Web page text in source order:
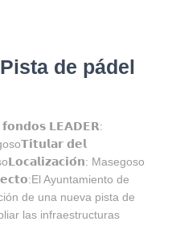
de pádel
𝗳𝗼𝗻𝗱𝗼𝘀 𝗟𝗘𝗔𝗗𝗘𝗥:
𝗱𝗲𝗹
Masegoso
Ayuntamiento de
de una nueva pista de
las infraestructuras